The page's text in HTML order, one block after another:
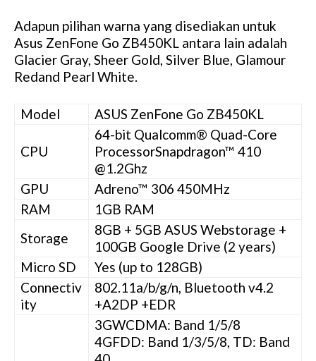
Adapun pilihan warna yang disediakan untuk
Asus ZenFone Go ZB450KL antara lain adalah
Glacier Gray, Sheer Gold, Silver Blue, Glamour
Redand Pearl White.
Model ASUS ZenFone Go ZB450KL
CPU
64-bit Qualcomm® Quad-Core
ProcessorSnapdragon™ 410
@1.2Ghz
GPU
Adreno™ 306 450MHz
RAM
1GB RAM
Storage
8GB + 5GB ASUS Webstorage +
100GB Google Drive (2 years)
Micro SD
Yes (up to 128GB)
Connectiv
ity
802.11a/b/g/n, Bluetooth v4.2
+A2DP +EDR
3GWCDMA: Band 1/5/8
4GFDD: Band 1/3/5/8, TD: Band